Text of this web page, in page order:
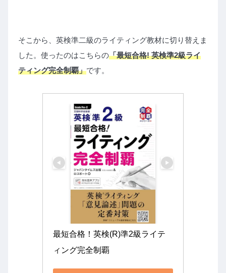
そこから、英検準二級のライティング教材に切り替えま
した。使ったのはこちらの「最短合格! 英検準2級ライ
ティング完全制覇」です。
最短合格！英検(R)準2級ライテ
ィング完全制覇